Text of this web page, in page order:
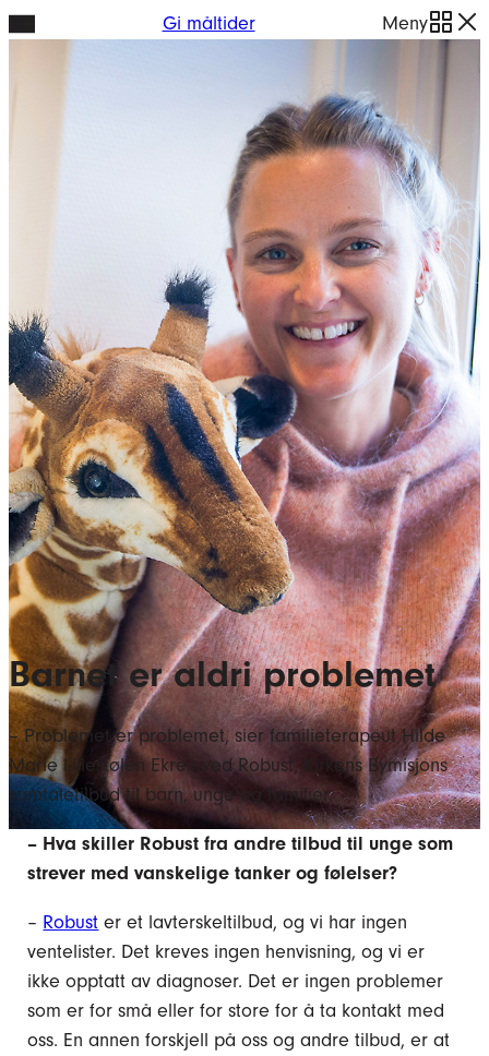
Hopp
Gi måltider Meny
Barnet er aldri problemet
– Problemet er problemet, sier familieterapeut Hilde
Marie Lillestølen Ekren ved Robust, Kirkens Bymisjons
samtaletilbud til barn, unge og familier.
– Hva skiller Robust fra andre tilbud til unge som
strever med vanskelige tanker og følelser?
– Robust er et lavterskeltilbud, og vi har ingen
ventelister. Det kreves ingen henvisning, og vi er
ikke opptatt av diagnoser. Det er ingen problemer
som er for små eller for store for å ta kontakt med
oss. En annen forskjell på oss og andre tilbud, er at